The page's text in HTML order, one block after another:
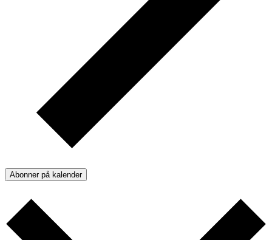
Abonner på kalender